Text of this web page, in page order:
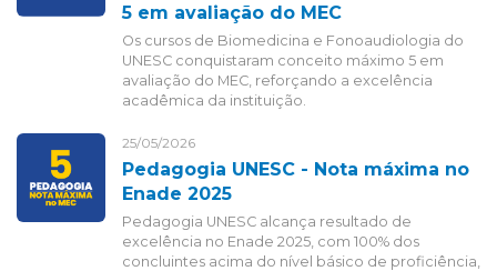
5 em avaliação do MEC
Os cursos de Biomedicina e Fonoaudiologia do
UNESC conquistaram conceito máximo 5 em
avaliação do MEC, reforçando a excelência
acadêmica da instituição.
25/05/2026
Pedagogia UNESC - Nota máxima no
Enade 2025
Pedagogia UNESC alcança resultado de
excelência no Enade 2025, com 100% dos
concluintes acima do nível básico de proficiência,